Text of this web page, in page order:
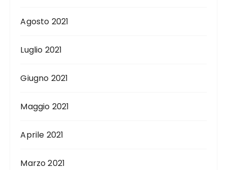
Agosto 2021
Luglio 2021
Giugno 2021
Maggio 2021
Aprile 2021
Marzo 2021